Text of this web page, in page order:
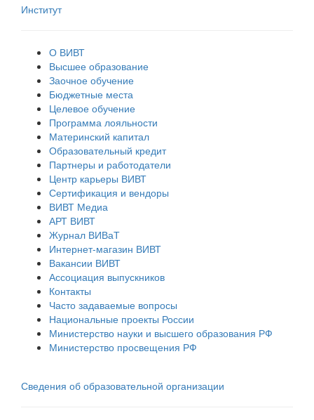
Институт
О ВИВТ
Высшее образование
Заочное обучение
Бюджетные места
Целевое обучение
Программа лояльности
Материнский капитал
Образовательный кредит
Партнеры и работодатели
Центр карьеры ВИВТ
Сертификация и вендоры
ВИВТ Медиа
АРТ ВИВТ
Журнал ВИВаТ
Интернет-магазин ВИВТ
Вакансии ВИВТ
Ассоциация выпускников
Контакты
Часто задаваемые вопросы
Национальные проекты России
Министерство науки и высшего образования РФ
Министерство просвещения РФ
Сведения об образовательной организации